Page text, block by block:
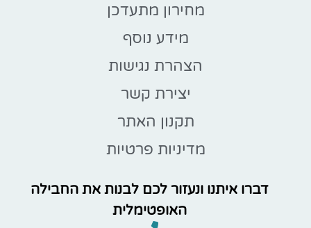
מחירון מתעדכן
מידע נוסף
הצהרת נגישות
יצירת קשר
תקנון האתר
מדיניות פרטיות
דברו איתנו ונעזור לכם לבנות את החבילה
האופטימלית